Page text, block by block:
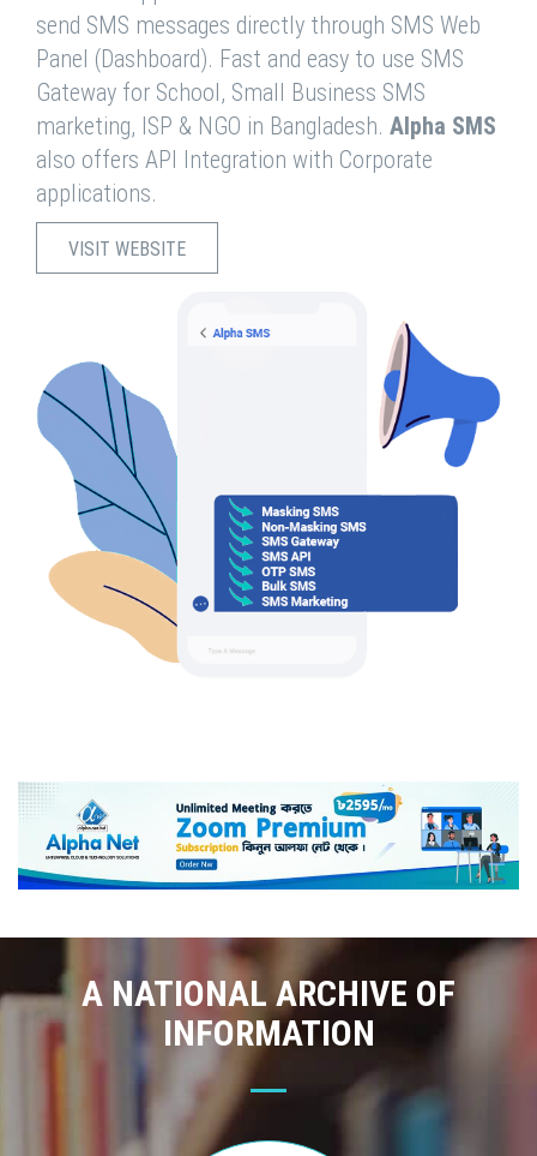
send SMS messages directly through SMS Web
Panel (Dashboard). Fast and easy to use SMS
Gateway for School, Small Business SMS
marketing, ISP & NGO in Bangladesh. Alpha SMS
also offers API Integration with Corporate
applications.
VISIT WEBSITE
A NATIONAL ARCHIVE OF
INFORMATION